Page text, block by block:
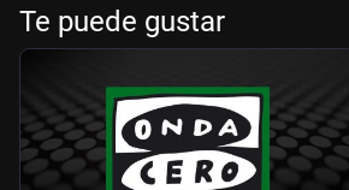
Te puede gustar